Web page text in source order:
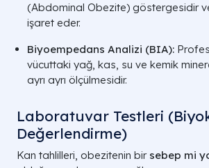
(Abdominal Obezite) göstergesidir
işaret eder.
Biyoempedans Analizi (BIA):
vücuttaki yağ, kas, su ve kemik
ayrı ayrı ölçülmesidir.
Laboratuvar Testleri
Değerlendirme)
Kan tahlilleri, obezitenin bir sebep mi